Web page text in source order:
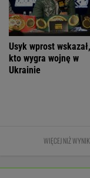
Usyk wprost wskazał,
kto wygra wojnę w
Ukrainie
WIĘCEJ NIŻ